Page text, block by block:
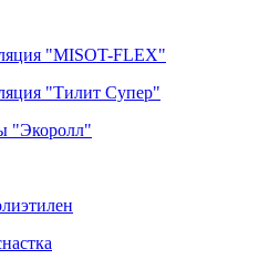
"MISOT-FLEX"
"Тилит Супер"
"Экоролл"